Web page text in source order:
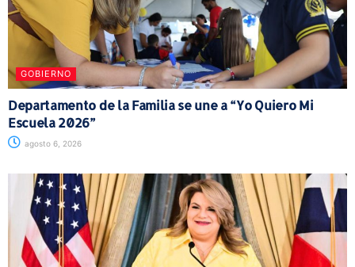
GOBIERNO
Departamento de la Familia se une a “Yo Quiero Mi
Escuela 2026”
agosto 6, 2026